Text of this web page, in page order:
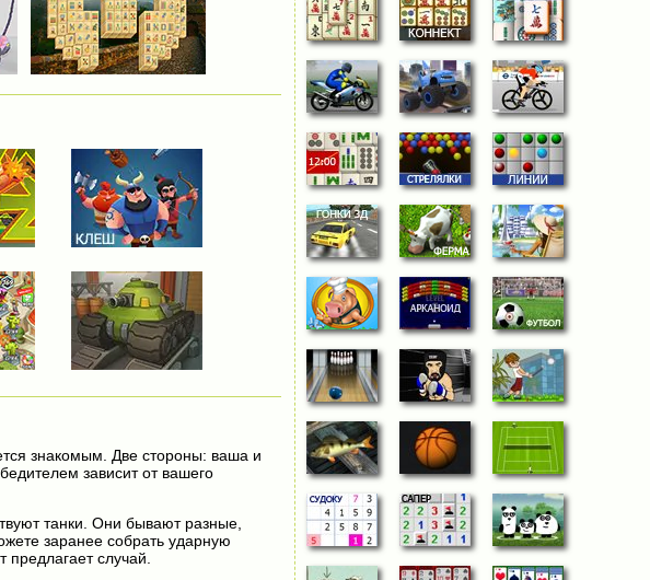
знакомым. Две стороны: ваша и
зависит от вашего
танки. Они бывают разные,
заранее собрать ударную
случай.